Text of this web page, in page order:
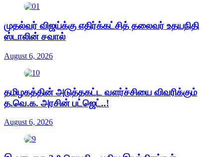
முதல்வர் விஜய்க்கு எதிர்க்கட்சித் தலைவர் உதயநிதி
ஸ்டாலின் சவால்
August 6, 2026
தமிழகத்தின் அடுத்தகட்ட வளர்ச்சியை விவரிக்கும்
த.வெ.க. அரசின் பட்ஜெட்..!
August 6, 2026